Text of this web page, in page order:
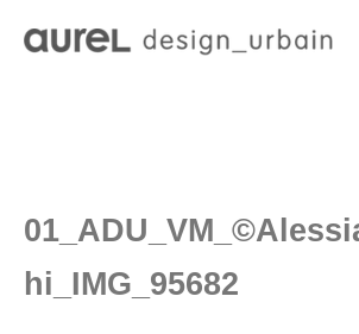
hi_IMG_95682